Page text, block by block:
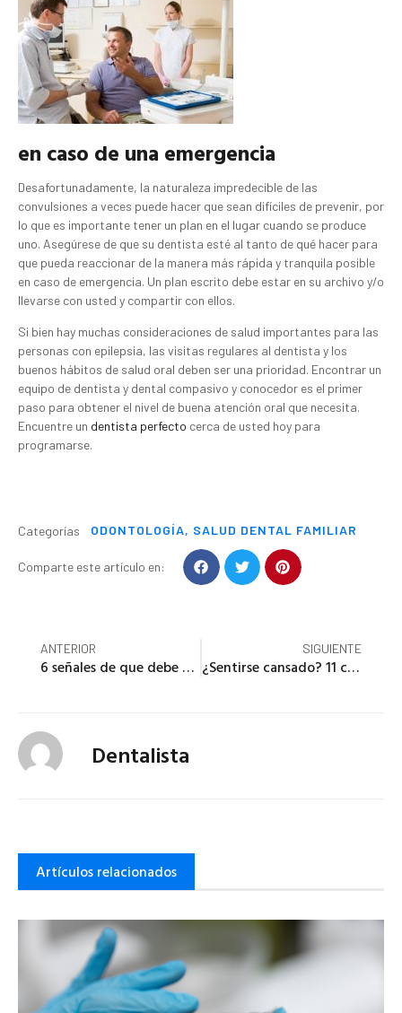
en caso de una emergencia
Desafortunadamente, la naturaleza impredecible de las
convulsiones a veces puede hacer que sean difíciles de prevenir, por
lo que es importante tener un plan en el lugar cuando se produce
uno. Asegúrese de que su dentista esté al tanto de qué hacer para
que pueda reaccionar de la manera más rápida y tranquila posible
en caso de emergencia. Un plan escrito debe estar en su archivo y/o
llevarse con usted y compartir con ellos.
Si bien hay muchas consideraciones de salud importantes para las
personas con epilepsia, las visitas regulares al dentista y los
buenos hábitos de salud oral deben ser una prioridad. Encontrar un
equipo de dentista y dental compasivo y conocedor es el primer
paso para obtener el nivel de buena atención oral que necesita.
Encuentre un dentista perfecto cerca de usted hoy para
programarse.
Categorías ODONTOLOGÍA, SALUD DENTAL FAMILIAR
Comparte este artículo en:
ANTERIOR
6 señales de que debe programar una visita al dentista … Sugerencia: ¡no es lo que esperaría!
SIGUIENTE
¿Sentirse cansado? 11 consejos para dormir para mujeres
Dentalista
Artículos relacionados